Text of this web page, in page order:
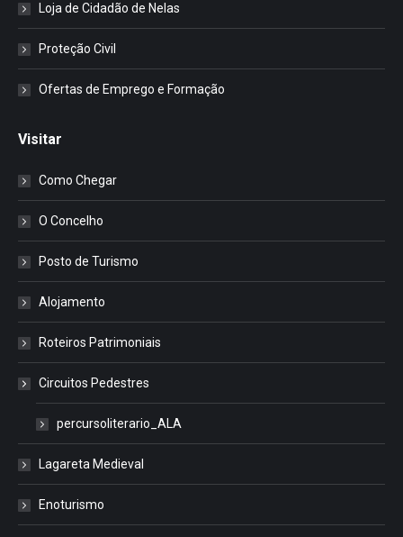
Loja de Cidadão de Nelas
Proteção Civil
Ofertas de Emprego e Formação
Visitar
Como Chegar
O Concelho
Posto de Turismo
Alojamento
Roteiros Patrimoniais
Circuitos Pedestres
percursoliterario_ALA
Lagareta Medieval
Enoturismo